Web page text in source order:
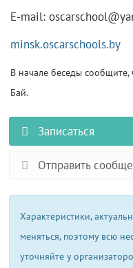
E-mail:
minsk.oscarschools.by
В начале беседы
Бай.
Записаться
Отправить
Характеристики,
меняться, поэтому всю
уточняйте у